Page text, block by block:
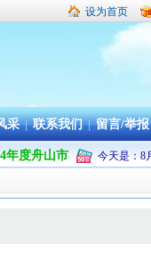
设为首页
采 | 联系我们 | 留言/举报
年度舟山市本级及普陀区
今天是： 8